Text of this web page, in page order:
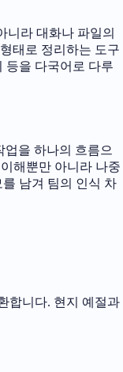
니라 대화나 파일의
태로 정리하는 도구
등을 다국어로 다루
업을 하나의 흐름으
해뿐만 아니라 나중
남겨 팀의 인식 차
합니다. 현지 예절과